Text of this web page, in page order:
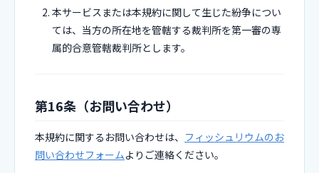
本サービスまたは本規約に関して生じた紛争につい
ては、当方の所在地を管轄する裁判所を第一審の専
属的合意管轄裁判所とします。
第16条（お問い合わせ）
本規約に関するお問い合わせは、 フィッシュリウムのお
問い合わせフォームよりご連絡ください。